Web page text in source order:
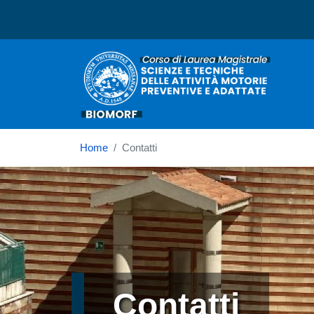
Corso di laurea in
Home Contatti
Immagine
Contatti